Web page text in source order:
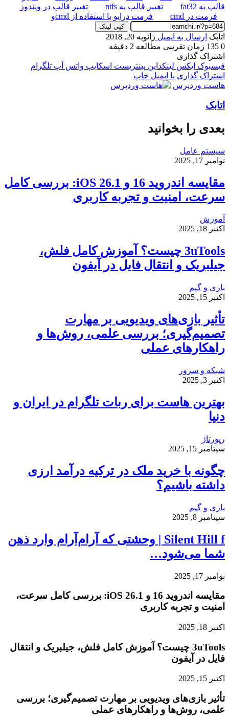
قالب به fat32
تغییر قالب به ntfs
تغییر قالب در ویندوز
فرمت در cmd
فرمت درایو با استفاده از cmdو
کپی لینک
اتابک ارسال به ایمیل ژانویه 20, 2018
0
زمان تقریبی مطالعه 2 دقیقه
اشتراک گذاری
فیسبوک ایکس لینکداین پینتریست اسکایپ واتس آپ تلگرام
اشتراک گذاری با ایمیل چاپ
هاست وردپرس
اتابک
بعدی را بخوانید
سیستم عامل
نوامبر 17, 2025
مقایسه اندروید 16 و iOS 26.1: بررسی کامل
سرعت، امنیت و تجربه کاربری
آموزش
اکتبر 18, 2025
3uTools چیست؟ آموزش کامل فلش،
جیلبریک و انتقال فایل در آیفون
بازی و گیم
اکتبر 15, 2025
تأثیر بازی‌های ویدیویی بر مهارت
تصمیم‌گیری؛ بررسی علمی، روش‌ها و
راهکارهای عملی
شبکه و سرور
اکتبر 3, 2025
بهترین هاست برای ربات تلگرام در ایران و
دنیا
رپورتاژ
سپتامبر 15, 2025
چگونه با خرید ملک در ترکیه درآمد ارزی
داشته باشیم؟
بازی و گیم
سپتامبر 8, 2025
Silent Hill f | وحشتی که آرام‌آرام وارد ذهن
شما می‌شود…
نوامبر 17, 2025
مقایسه اندروید 16 و iOS 26.1: بررسی کامل سرعت،
امنیت و تجربه کاربری
اکتبر 18, 2025
3uTools چیست؟ آموزش کامل فلش، جیلبریک و انتقال
فایل در آیفون
اکتبر 15, 2025
تأثیر بازی‌های ویدیویی بر مهارت تصمیم‌گیری؛ بررسی
علمی، روش‌ها و راهکارهای عملی